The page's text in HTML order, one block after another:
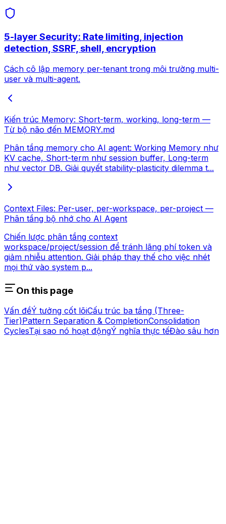
5-layer Security: Rate limiting, injection
detection, SSRF, shell, encryption
Cách cô lập memory per-tenant trong môi trường multi-
user và multi-agent.
Kiến trúc Memory: Short-term, working, long-term —
Từ bộ não đến MEMORY.md
Phân tầng memory cho AI agent: Working Memory như
KV cache, Short-term như session buffer, Long-term
như vector DB. Giải quyết stability-plasticity dilemma t...
Context Files: Per-user, per-workspace, per-project —
Phân tầng bộ nhớ cho AI Agent
Chiến lược phân tầng context
workspace/project/session để tránh lãng phí token và
giảm nhiễu attention. Giải pháp thay thế cho việc nhét
mọi thứ vào system p...
On this page
Vấn đềÝ tưởng cốt lõiCấu trúc ba tầng (Three-
Tier)Pattern Separation & CompletionConsolidation
CyclesTại sao nó hoạt độngÝ nghĩa thực tếĐào sâu hơn